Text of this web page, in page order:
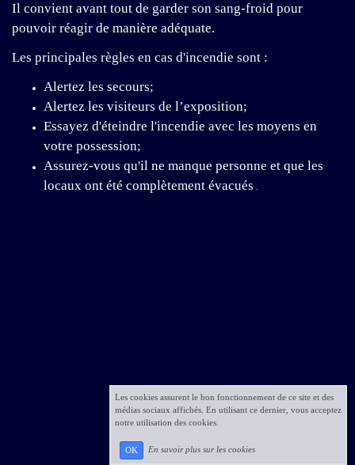
Il convient avant tout de garder son sang-froid pour
pouvoir réagir de manière adéquate.
Les principales règles en cas d'incendie sont :
Alertez les secours;
Alertez les visiteurs de l’exposition;
Essayez d'éteindre l'incendie avec les moyens en
votre possession;
Assurez-vous qu'il ne manque personne et que les
locaux ont été complètement évacués .
Les cookies assurent le bon fonctionnement de ce site et des
médias sociaux affichés. En utilisant ce dernier, vous acceptez
notre utilisation des cookies.
OK En savoir plus sur les cookies